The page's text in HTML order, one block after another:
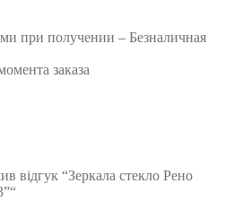
при получении – Безналичная
заказа
відгук “Зеркала стекло Рено